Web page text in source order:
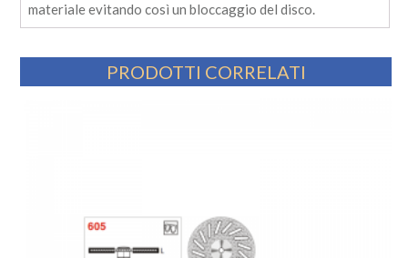
materiale evitando così un bloccaggio del disco.
PRODOTTI CORRELATI